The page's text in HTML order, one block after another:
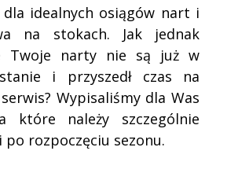
idealnych osiągów nart i
na stokach. Jak jednak
Twoje narty nie są już w
i przyszedł czas na
Wypisaliśmy dla Was
które należy szczególnie
po rozpoczęciu sezonu.